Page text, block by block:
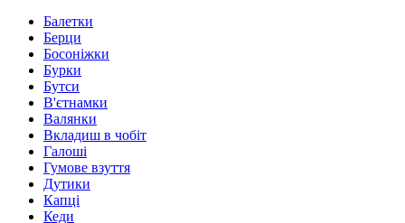
Балетки
Берци
Босоніжки
Бурки
Бутси
В'єтнамки
Валянки
Вкладиш в чобіт
Галоші
Гумове взуття
Дутики
Капці
Кеди